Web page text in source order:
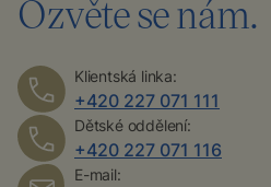
Ozvěte se nám.
Klientská linka:
+420 227 071 111
Dětské oddělení:
+420 227 071 116
E-mail: